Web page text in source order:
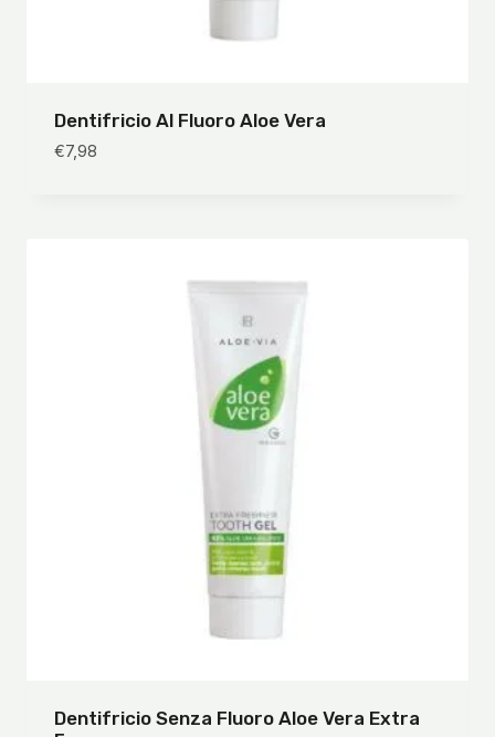
Dentifricio Al Fluoro Aloe Vera
€7,98
Dentifricio Senza Fluoro Aloe Vera Extra